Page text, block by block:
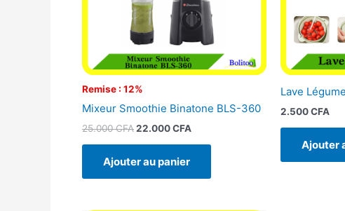
Remise : 12%
Mixeur Smoothie Binatone BLS-360
25.000CFA22.000CFA
Ajouter au panier
Lave Légume
2.500CFA
Ajouter